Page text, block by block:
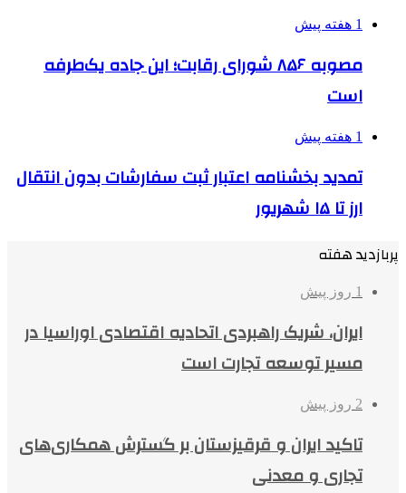
1 هفته پیش
مصوبه ۸۵۶ شورای رقابت؛ این جاده یک‌طرفه
است
1 هفته پیش
تمدید بخشنامه اعتبار ثبت سفارشات بدون انتقال
ارز تا ۱۵ شهریور
پربازدید هفته
1 روز پیش
ایران، شریک راهبردی اتحادیه اقتصادی اوراسیا در
مسیر توسعه تجارت است
2 روز پیش
تاکید ایران و قرقیزستان بر گسترش همکاری‌های
تجاری و معدنی